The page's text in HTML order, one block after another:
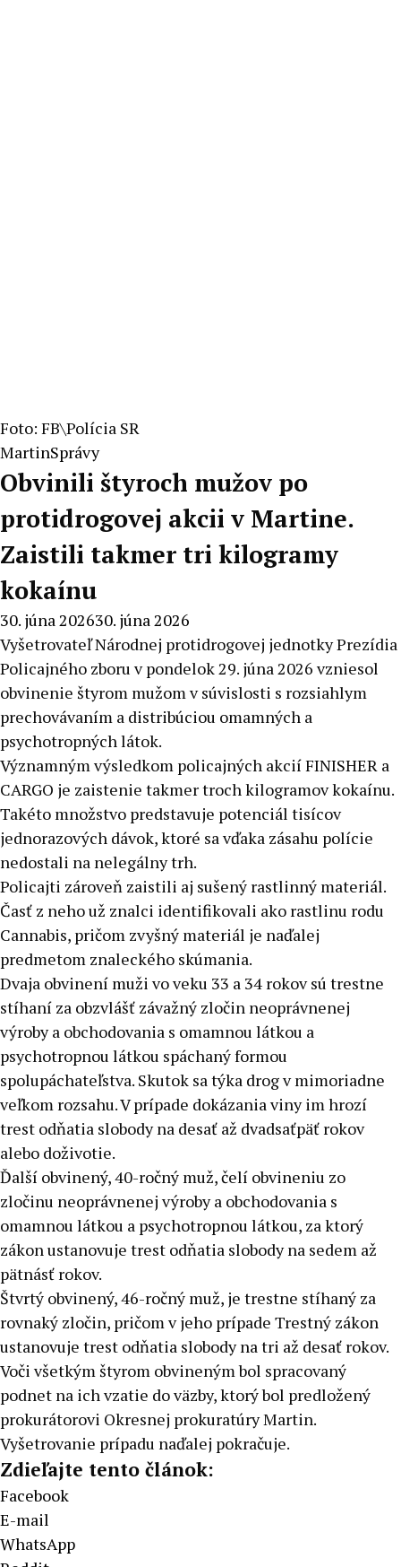
Foto: FB\Polícia SR
MartinSprávy
Obvinili štyroch mužov po
protidrogovej akcii v Martine.
Zaistili takmer tri kilogramy
kokaínu
30. júna 202630. júna 2026
Vyšetrovateľ Národnej protidrogovej jednotky Prezídia
Policajného zboru v pondelok 29. júna 2026 vzniesol
obvinenie štyrom mužom v súvislosti s rozsiahlym
prechovávaním a distribúciou omamných a
psychotropných látok.
Významným výsledkom policajných akcií FINISHER a
CARGO je zaistenie takmer troch kilogramov kokaínu.
Takéto množstvo predstavuje potenciál tisícov
jednorazových dávok, ktoré sa vďaka zásahu polície
nedostali na nelegálny trh.
Policajti zároveň zaistili aj sušený rastlinný materiál.
Časť z neho už znalci identifikovali ako rastlinu rodu
Cannabis, pričom zvyšný materiál je naďalej
predmetom znaleckého skúmania.
Dvaja obvinení muži vo veku 33 a 34 rokov sú trestne
stíhaní za obzvlášť závažný zločin neoprávnenej
výroby a obchodovania s omamnou látkou a
psychotropnou látkou spáchaný formou
spolupáchateľstva. Skutok sa týka drog v mimoriadne
veľkom rozsahu. V prípade dokázania viny im hrozí
trest odňatia slobody na desať až dvadsaťpäť rokov
alebo doživotie.
Ďalší obvinený, 40-ročný muž, čelí obvineniu zo
zločinu neoprávnenej výroby a obchodovania s
omamnou látkou a psychotropnou látkou, za ktorý
zákon ustanovuje trest odňatia slobody na sedem až
pätnásť rokov.
Štvrtý obvinený, 46-ročný muž, je trestne stíhaný za
rovnaký zločin, pričom v jeho prípade Trestný zákon
ustanovuje trest odňatia slobody na tri až desať rokov.
Voči všetkým štyrom obvineným bol spracovaný
podnet na ich vzatie do väzby, ktorý bol predložený
prokurátorovi Okresnej prokuratúry Martin.
Vyšetrovanie prípadu naďalej pokračuje.
Zdieľajte tento článok:
Facebook
E-mail
WhatsApp